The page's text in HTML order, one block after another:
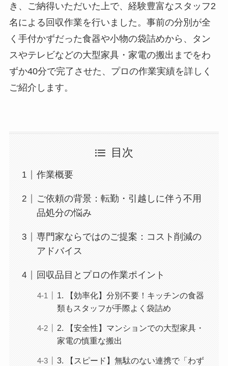
き、ご納得いただいた上で、経験豊富なスタッフ2
名による回収作業を行いました。事前の分別が全
く手付かずだった食器や小物の袋詰めから、タン
スやテレビなどの大型家具・家電の搬出までをわ
ずか40分で完了させた、プロの作業実績を詳しく
ご紹介します。
目次
作業概要
ご依頼の背景：転勤・引越しに伴う不用
品処分の悩み
専門家ならではのご提案：コスト削減の
アドバイス
回収品目とプロの作業ポイント
1. 【効率化】分別不要！キッチンの食器
類もスタッフが手際よく袋詰め
2. 【安全性】マンションでの大型家具・
家電の慎重な搬出
3. 【スピード】無駄のない連携で「わず